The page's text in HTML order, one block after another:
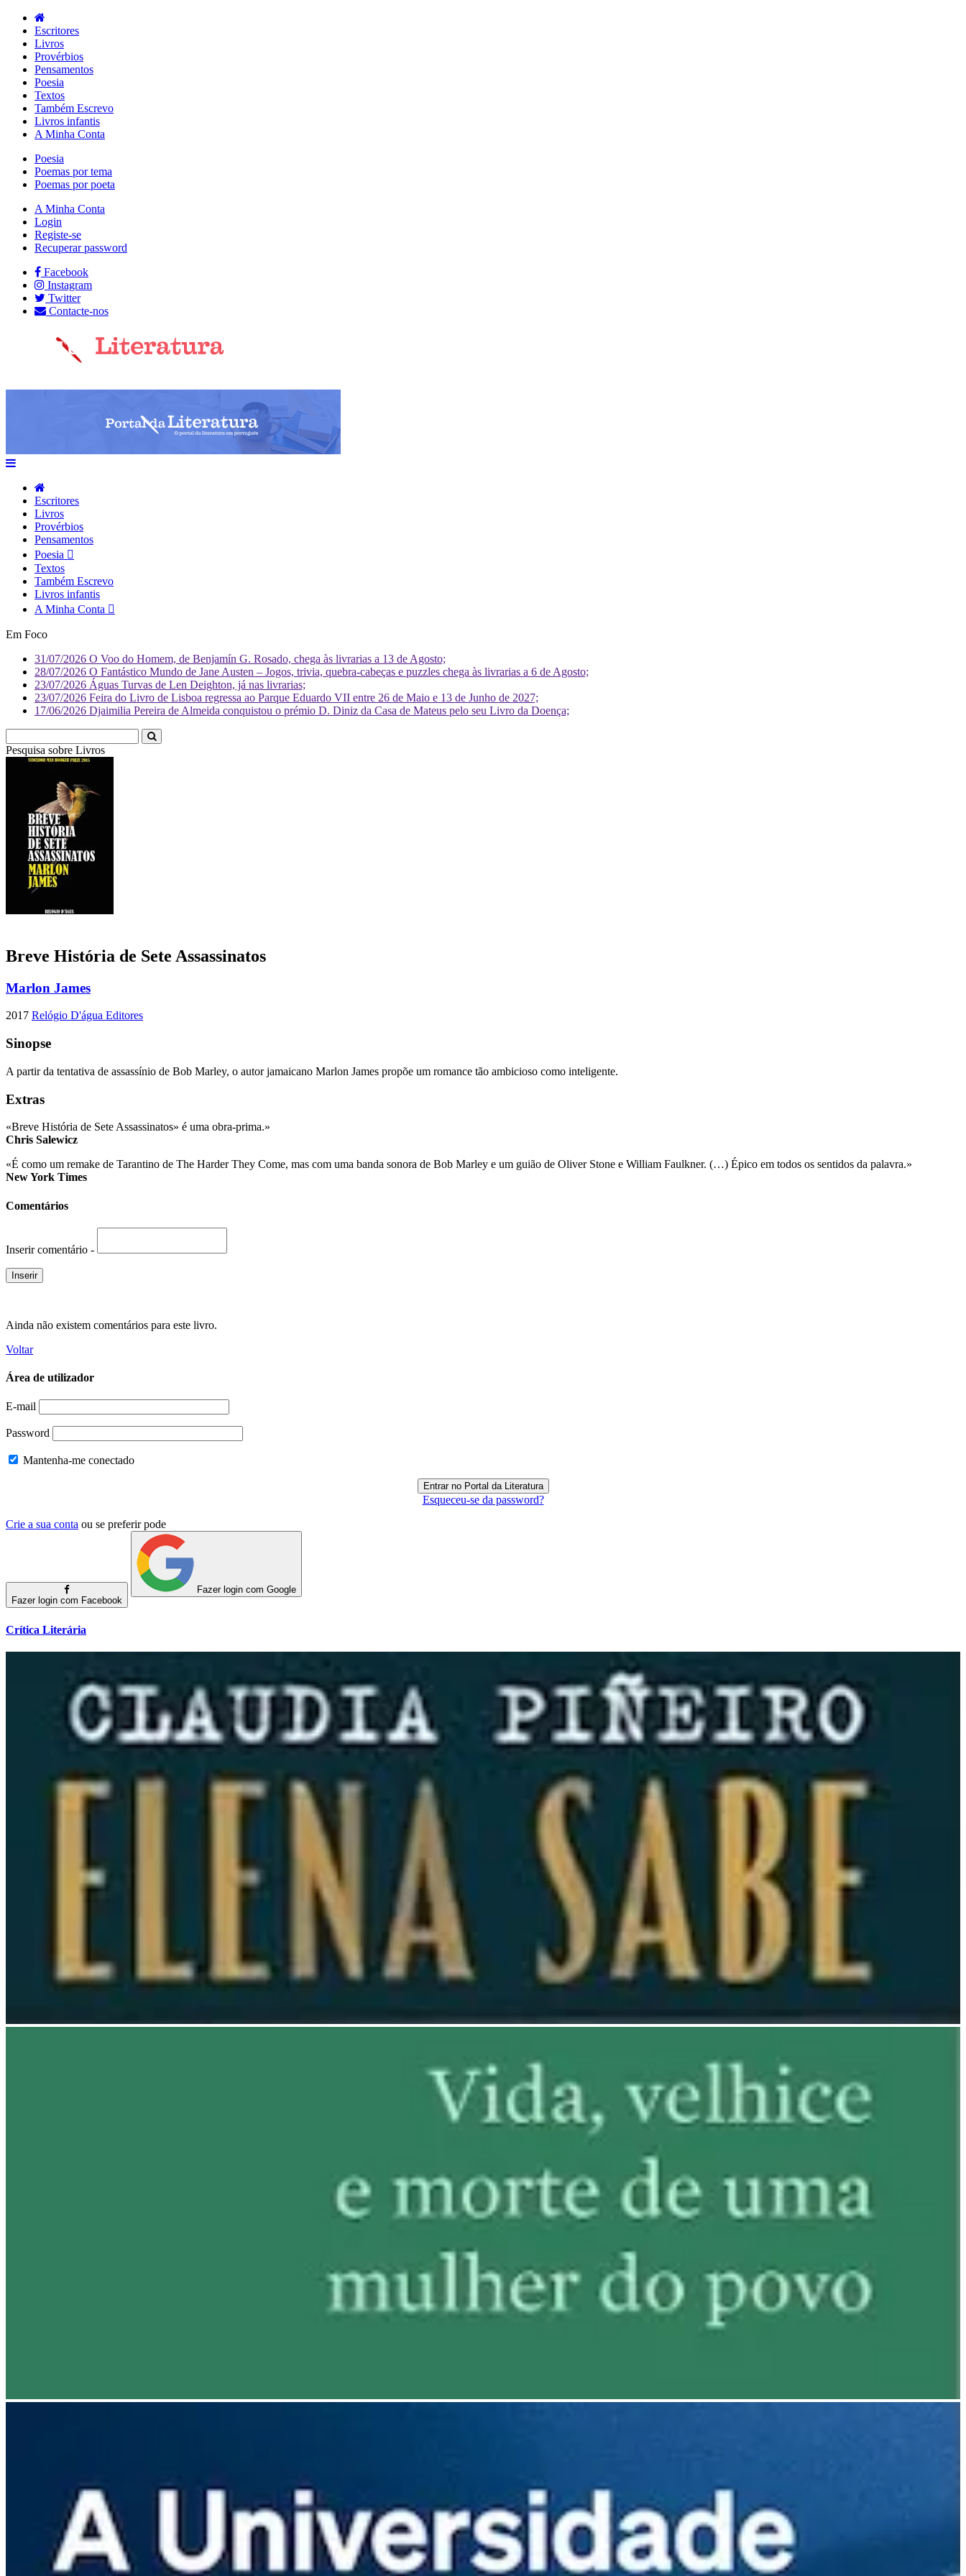
Escritores
Livros
Provérbios
Pensamentos
Poesia
Textos
Também Escrevo
Livros infantis
A Minha Conta
Poesia
Poemas por tema
Poemas por poeta
A Minha Conta
Login
Registe-se
Recuperar password
Facebook
Instagram
Twitter
Contacte-nos
Escritores
Livros
Provérbios
Pensamentos
Poesia
Textos
Também Escrevo
Livros infantis
A Minha Conta
Em Foco
31/07/2026 O Voo do Homem, de Benjamín G. Rosado, chega às livrarias a 13 de Agosto;
28/07/2026 O Fantástico Mundo de Jane Austen – Jogos, trivia, quebra-cabeças e puzzles chega às livrarias a 6 de Agosto;
23/07/2026 Águas Turvas de Len Deighton, já nas livrarias;
23/07/2026 Feira do Livro de Lisboa regressa ao Parque Eduardo VII entre 26 de Maio e 13 de Junho de 2027;
17/06/2026 Djaimilia Pereira de Almeida conquistou o prémio D. Diniz da Casa de Mateus pelo seu Livro da Doença;
Pesquisa sobre L
Breve História de Sete Assassinatos
Marlon James
2017 Relógio D'água Editores
Sinopse
A partir da tentativa de assassínio de Bob Marley, o autor jamaicano Marlon James propõe um romance tão ambicioso como inteligente.
Extras
«Breve História de Sete Assassinatos» é uma obra-prima.»
Chris Salewicz
«É como um remake de Tarantino de The Harder They Come, mas com uma banda sonora de Bob Marley e um guião de Oliver Stone e William Faulkner. (…) Épico em todos os sentidos da palavra.»
New York Times
Comentários
Inserir comentário -
Ainda não existem comentários para este livro.
Voltar
Área de utilizador
E-mail
Password
Mantenha-me conectado
Esqueceu-se da password?
Crie a sua conta ou se preferir pode
Fazer login com Facebook
Fazer login com Google
Crítica Literária